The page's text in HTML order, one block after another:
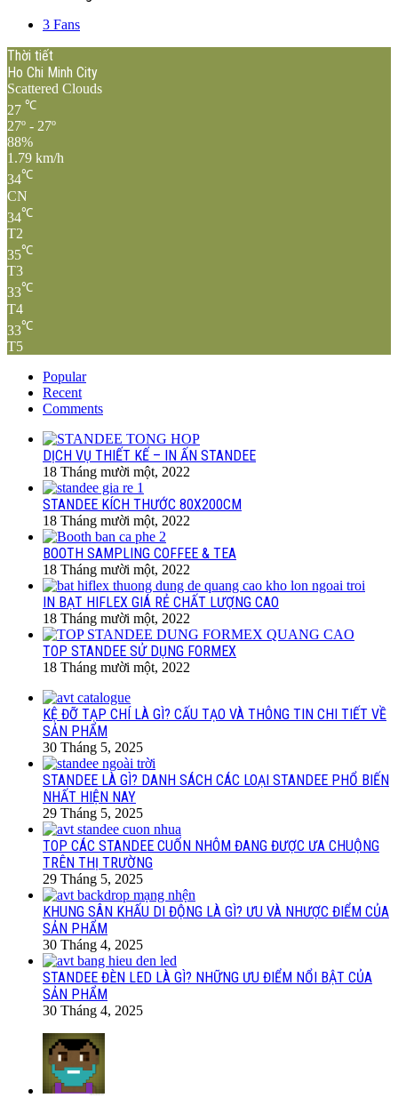
3 Fans
Thời tiết
Ho Chi Minh City
Scattered Clouds
27 ℃
27º - 27º
88%
1.79 km/h
34℃
CN
34℃
T2
35℃
T3
33℃
T4
33℃
T5
Popular
Recent
Comments
DỊCH VỤ THIẾT KẾ – IN ẤN STANDEE
18 Tháng mười một, 2022
STANDEE KÍCH THƯỚC 80X200CM
18 Tháng mười một, 2022
BOOTH SAMPLING COFFEE & TEA
18 Tháng mười một, 2022
IN BẠT HIFLEX GIÁ RẺ CHẤT LƯỢNG CAO
18 Tháng mười một, 2022
TOP STANDEE SỬ DỤNG FORMEX
18 Tháng mười một, 2022
KỆ ĐỠ TẠP CHÍ LÀ GÌ? CẤU TẠO VÀ THÔNG TIN CHI TIẾT VỀ
SẢN PHẨM
30 Tháng 5, 2025
STANDEE LÀ GÌ? DANH SÁCH CÁC LOẠI STANDEE PHỔ BIẾN
NHẤT HIỆN NAY
29 Tháng 5, 2025
TOP CÁC STANDEE CUỐN NHÔM ĐANG ĐƯỢC ƯA CHUỘNG
TRÊN THỊ TRƯỜNG
29 Tháng 5, 2025
KHUNG SÂN KHẤU DI ĐỘNG LÀ GÌ? ƯU VÀ NHƯỢC ĐIỂM CỦA
SẢN PHẨM
30 Tháng 4, 2025
STANDEE ĐÈN LED LÀ GÌ? NHỮNG ƯU ĐIỂM NỔI BẬT CỦA
SẢN PHẨM
30 Tháng 4, 2025